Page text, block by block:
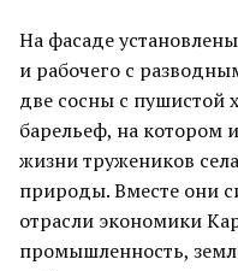
На фасаде
и рабочего с
две сосны с пушистой
барельеф, на котором
жизни тружеников
природы. Вместе они
отрасли экономики
промышленность,